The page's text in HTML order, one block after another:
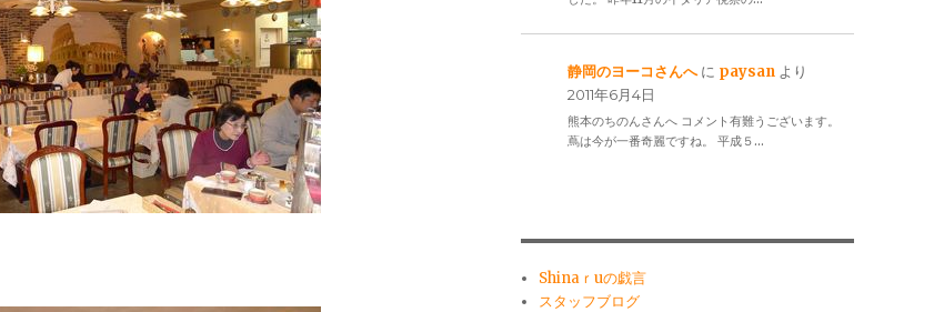
静岡のヨーコさんへに paysan より
2011年6月4日
熊本のちのんさんへ コメント有難うございます。
蔦は今が一番奇麗ですね。 平成５…
Shinaｒuの戯言
スタッフブログ